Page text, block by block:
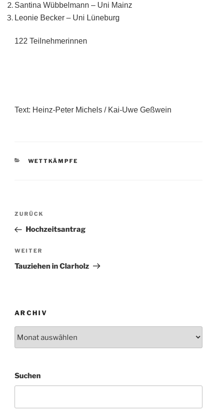
Santina Wübbelmann – Uni Mainz
Leonie Becker – Uni Lüneburg
122 Teilnehmerinnen
Text: Heinz-Peter Michels / Kai-Uwe Geßwein
KATEGORIEN
WETTKÄMPFE
Beitragsnavigation
Vorheriger
Beitrag
ZURÜCK
Hochzeitsantrag
Nächster
Beitrag
WEITER
Tauziehen in Clarholz
ARCHIV
Suchen